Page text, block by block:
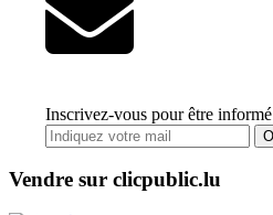
Inscrivez-vous pour être
Vendre sur clicpublic.lu